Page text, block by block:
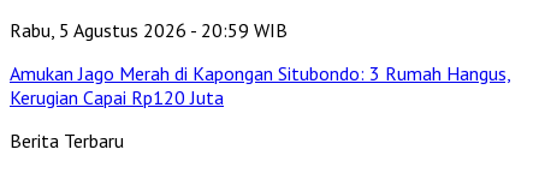
Rabu, 5 Agustus 2026 - 20:59 WIB
Amukan Jago Merah di Kapongan Situbondo: 3 Rumah Hangus,
Kerugian Capai Rp120 Juta
Berita Terbaru